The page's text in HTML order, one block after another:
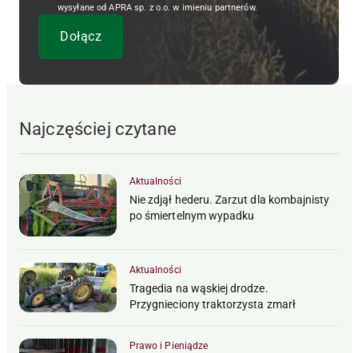
wysyłane od APRA sp. z o.o. w imieniu partnerów.
Najczęściej czytane
Aktualności
Nie zdjął hederu. Zarzut dla kombajnisty
po śmiertelnym wypadku
Aktualności
Tragedia na wąskiej drodze.
Przygnieciony traktorzysta zmarł
Prawo i Pieniądze